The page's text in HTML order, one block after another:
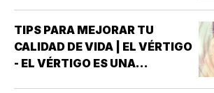
SÍNTOMAS APARECEN EN LOS
DOCUMENTOS MÉDICOS
EGIPCIOS E INDIOS,
REMONTÁNDOSE LA PRIMERA
TIPS PARA MEJORAR TU
CALIDAD DE VIDA | EL VÉRTIGO
- EL VÉRTIGO ES UNA